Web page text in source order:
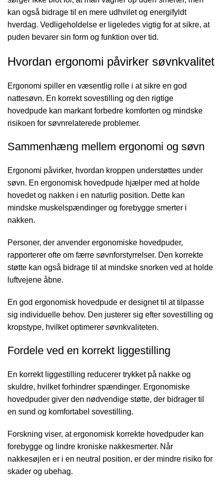
kan også bidrage til en mere udhvilet og energifyldt
hverdag. Vedligeholdelse er ligeledes vigtig for at sikre, at
puden bevarer sin form og funktion over tid.
Hvordan ergonomi påvirker søvnkvalitet
Ergonomi spiller en væsentlig rolle i at sikre en god
nattesøvn. En korrekt sovestilling og den rigtige
hovedpude kan markant forbedre komforten og mindske
risikoen for søvnrelaterede problemer.
Sammenhæng mellem ergonomi og søvn
Ergonomi påvirker, hvordan kroppen understøttes under
søvn. En ergonomisk hovedpude hjælper med at holde
hovedet og nakken i en naturlig position. Dette kan
mindske muskelspændinger og forebygge smerter i
nakken.
Personer, der anvender ergonomiske hovedpuder,
rapporterer ofte om færre søvnforstyrrelser. Den korrekte
støtte kan også bidrage til at mindske snorken ved at holde
luftvejene åbne.
En god ergonomisk hovedpude er designet til at tilpasse
sig individuelle behov. Den justerer sig efter sovestilling og
kropstype, hvilket optimerer søvnkvaliteten.
Fordele ved en korrekt liggestilling
En korrekt liggestilling reducerer trykket på nakke og
skuldre, hvilket forhindrer spændinger. Ergonomiske
hovedpuder giver den nødvendige støtte, der bidrager til
en sund og komfortabel sovestilling.
Forskning viser, at ergonomisk korrekte hovedpuder kan
forebygge og lindre kroniske nakkesmerter. Når
nakkesøjlen er i en neutral position, er der mindre risiko for
skader og ubehag.